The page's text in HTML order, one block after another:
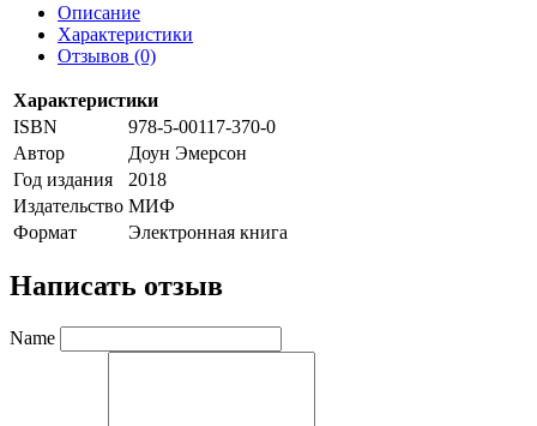
Описание
Характеристики
Отзывов (0)
Характеристики
ISBN
978-5-00117-370-0
Автор
Доун Эмерсон
Год издания
2018
Издательство МИФ
Формат
Электронная книга
Написать отзыв
Name